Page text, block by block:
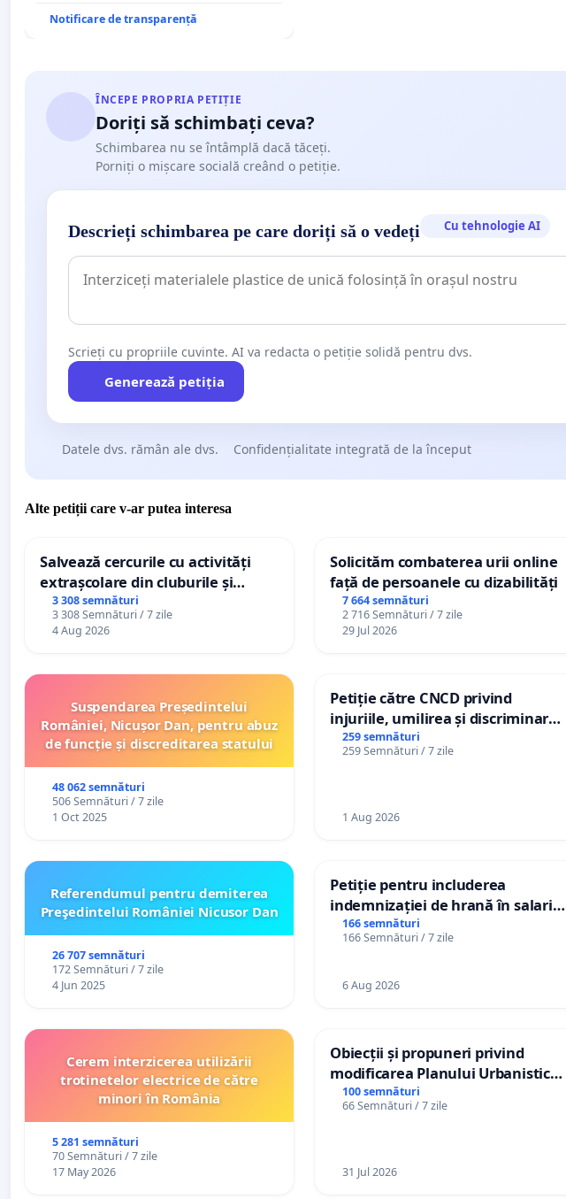
Notificare de transparență
ÎNCEPE PROPRIA PETIȚIE
Doriți să schimbați ceva?
Schimbarea nu se întâmplă dacă tăceți.
Porniți o mișcare socială creând o petiție.
Descrieți schimbarea pe care doriți să o vedeți Cu tehnologie AI
Scrieți cu propriile cuvinte. AI va redacta o petiție solidă pentru dvs.
Generează petiția
Datele dvs. rămân ale dvs. Confidențialitate integrată de la început
Alte petiții care v-ar putea interesa
Salvează cercurile cu activități
extrașcolare din cluburile și
palatele copiilor
3 308 semnături
3 308 Semnături / 7 zile
4 Aug 2026
Solicităm combaterea urii online
față de persoanele cu dizabilități
7 664 semnături
2 716 Semnături / 7 zile
29 Jul 2026
Suspendarea Președintelui
României, Nicușor Dan, pentru abuz
de funcție și discreditarea statului
48 062 semnături
506 Semnături / 7 zile
1 Oct 2025
Petiție către CNCD privind
injuriile, umilirea și discriminarea
persoanelor cu dizabilități de
către utilizatorul TikTok „Gorici”
259 semnături
259 Semnături / 7 zile
1 Aug 2026
Referendumul pentru demiterea
Preşedintelui României Nicusor Dan
26 707 semnături
172 Semnături / 7 zile
4 Jun 2025
Petiție pentru includerea
indemnizației de hrană în salariul
de bază și protejarea gradațiilor
de vechime pentru asistenții
166 semnături
166 Semnături / 7 zile
6 Aug 2026
Cerem interzicerea utilizării
trotinetelor electrice de către
minori în România
5 281 semnături
70 Semnături / 7 zile
17 May 2026
Obiecții și propuneri privind
modificarea Planului Urbanistic
General al orașului Ialoveni
100 semnături
66 Semnături / 7 zile
31 Jul 2026